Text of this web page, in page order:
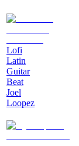
Lofi
Latin
Guitar
Beat
Joel
Loopez